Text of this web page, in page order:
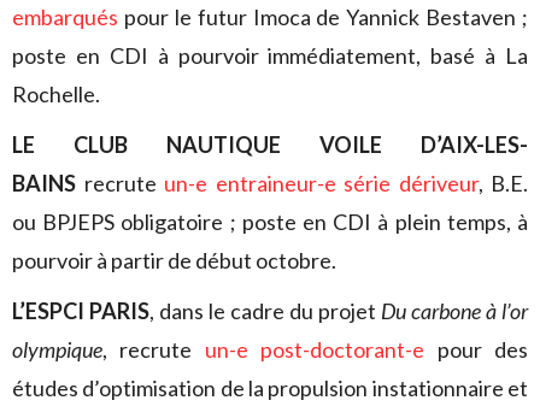
embarqués pour le futur Imoca de Yannick Bestaven ;
poste en CDI à pourvoir immédiatement, basé à La
Rochelle.
LE CLUB NAUTIQUE VOILE D’AIX-LES-
BAINS recrute un-e entraineur-e série dériveur, B.E.
ou BPJEPS obligatoire ; poste en CDI à plein temps, à
pourvoir à partir de début octobre.
L’ESPCI PARIS, dans le cadre du projet Du carbone à l’or
olympique, recrute un-e post-doctorant-e pour des
études d’optimisation de la propulsion instationnaire et